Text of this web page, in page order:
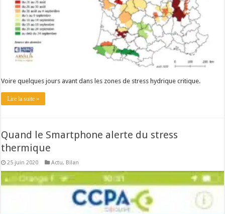
Voire quelques jours avant dans les zones de stress hydrique critique.
Lire la suite »
Quand le Smartphone alerte du stress
thermique
25 juin 2020 Actu, Bilan